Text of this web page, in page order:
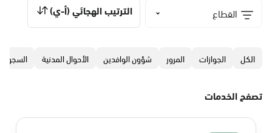
القطاع الترتيب الهجائي (أ-ي)
الكل الجوازات المرور ‏شؤون الوافدين الأحوال المدنية السجون
تصفح الخدمات